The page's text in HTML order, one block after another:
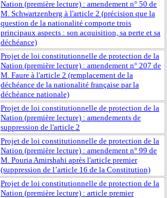
Nation (première lecture) : amendement n° 50 de
M. Schwartzenberg à l'article 2 (précision que la
question de la nationalité comporte trois
principaux aspects : son acquisition, sa perte et sa
déchéance)
Projet de loi constitutionnelle de protection de la
Nation (première lecture) : amendement n° 207 de
M. Faure à l'article 2 (remplacement de la
déchéance de la nationalité française par la
déchéance nationale)
Projet de loi constitutionnelle de protection de la
Nation (première lecture) : amendements de
suppression de l'article 2
Projet de loi constitutionnelle de protection de la
Nation (première lecture) : amendement n° 99 de
M. Pouria Amirshahi après l'article premier
(suppression de l’article 16 de la Constitution)
Projet de loi constitutionnelle de protection de la
Nation (première lecture) : article premier